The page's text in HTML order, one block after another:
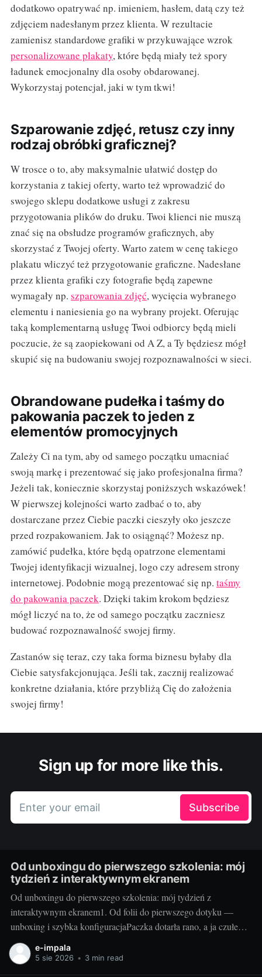
dodatkowo opatrywać np. imieniem, hasłem, datą czy też
zdjęciem nadesłanym przez klienta. W rezultacie
zamienisz standardowe grafiki w przykuwające wzrok
personalizowane plakaty, które będą miały też spory
ładunek emocjonalny dla osoby obdarowanej.
Wykorzystaj potencjał, jaki w tym tkwi!
Szparowanie zdjęć, retusz czy inny
rodzaj obróbki graficznej?
W trosce o to, aby maksymalnie ułatwić dostęp do
korzystania z takiej oferty, warto też wprowadzić do
swojego sklepu dodatkowe usługi z zakresu
przygotowania plików do druku. Twoi klienci nie muszą
znać się na obsłudze programów graficznych, aby
skorzystać z Twojej oferty. Warto zatem w cenę takiego
plakatu wliczyć też przygotowanie graficzne. Nadesłane
przez klienta grafiki czy fotografie będą zapewne
wymagały np. szparowania zdjęć, wycięcia wybranego
elementu i naniesienia go na wybrany projekt. Oferując
taką komplementarną usługę Twoi odbiorcy będą mieli
poczucie, że są zaopiekowani od A Z, a Ty będziesz mógł
skupić się na budowaniu swojej rozpoznawalności w sieci.
Obrandowane pudełka i taśmy do
pakowania paczek to jeden z
elementów promocyjnych
Zależy Ci na tym, aby od samego początku umacniać
swoją markę i prezentować się jako profesjonalna firma?
Jeżeli tak, koniecznie skorzystaj poniższych wskazówek!
W pierwszej kolejności warto zadbać o to, aby
dostarczane przez Ciebie paczki cieszyły oko jeszcze
przed rozpakowaniem. Jak to osiągnąć? Możesz np.
zamówić pudełka, które będą opatrzone elementami
Twojej identyfikacji wizualnej, logo czy adresem strony
internetowej. Podobnie mogą prezentować się np. taśmy
do pakowania paczek. Dzięki takim krokom będziesz
mógł liczyć na to, że od samego początku zaczniesz
budować rozpoznawalność swojej firmy.
Zastanów się teraz, czy taka forma biznesu byłaby dla
Ciebie satysfakcjonująca. Jeśli tak, zacznij realizować
konkretne działania, które przybliżą Cię do założenia
swojej firmy!
Sign up for more like this.
Enter your email Subscribe
Od unboxingu do pierwszego szkolenia: mój
tydzień z interaktywnym ekranem
Od unboxingu do pierwszego szkolenia: mój tydzień z
interaktywnym ekranem1. Od folii do pierwszego dotyku —
unboxing i szybka konfiguracjaPaczka dotarła rano, a ja czułem
się jak dziecko w sklepie z zabawkami. Duży karton, solidne
zabezpieczenia i instrukcja, która faktycznie prowadzi krok po
e-impala
5 sie 2026 • 3 min read